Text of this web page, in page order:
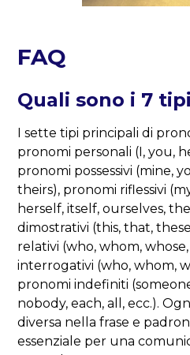
FAQ
Quali sono i 7
I sette tipi principali di
pronomi personali (I, you,
pronomi possessivi (mine,
theirs), pronomi riflessivi
herself, itself, ourselves,
dimostrativi (this, that,
relativi (who, whom,
interrogativi (who, whom,
pronomi indefiniti
nobody, each, all, ecc.).
diversa nella frase e
essenziale per una